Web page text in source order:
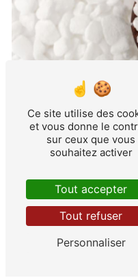
DURABILITÉ ET
QUART NORD
aqua
une
Chez Aqua Dulcis
satisfaction clientse
mesure, adaptées
chaque entreprise.
proposés par la
Ce site utilise des
et vous donne le
sur ceux que vous
souhaitez activer
Tout accepter
Tout refuser
Personnaliser